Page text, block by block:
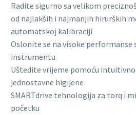
Radite sigurno sa velikom
od najlakših i najmanjih hirurških
automatskoj kalibraciji
Oslonite se na visoke performanse
instrumentu
Uštedite vrijeme pomoću
jednostavne higijene
SMARTdrive tehnologija za torq i
početku